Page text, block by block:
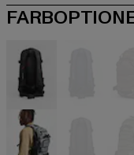
schwarz